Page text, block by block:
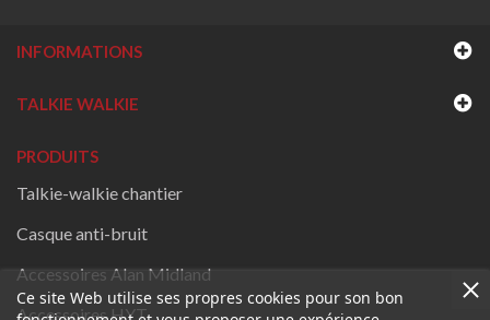
INFORMATIONS
TALKIE WALKIE
PRODUITS
Talkie-walkie chantier
Casque anti-bruit
Accessoires Alan Midland
Accessoires HYT
Ce site Web utilise ses propres cookies pour son bon